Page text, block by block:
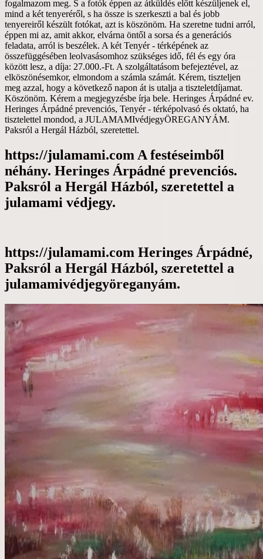
teherként
a
következőkre
nem
hagyod.
fogalmazom meg. S a fotók éppen az átküldés előtt készüljenek el,
mind a két tenyeréről, s ha össze is szerkeszti a bal és jobb
tenyereiről készült fotókat, azt is köszönöm. Ha szeretne tudni arról,
éppen mi az, amit akkor, elvárna öntől a sorsa és a generációs
feladata, arról is beszélek. A két Tenyér - térképének az
összefüggésében leolvasásomhoz szükséges idő, fél és egy óra
között lesz, a díja: 27.000.-Ft. A szolgáltatásom befejeztével, az
elköszönésemkor, elmondom a számla számát. Kérem, tiszteljen
meg azzal, hogy a következő napon át is utalja a tiszteletdíjamat.
Köszönöm. Kérem a megjegyzésbe írja bele. Heringes Árpádné ev.
Heringes Árpádné prevenciós, Tenyér - térképolvasó és oktató, ha
tisztelettel mondod, a JULAMAMIvédjegyÖREGANYÁM.
Paksról a Hergál Házból, szeretettel.
https://julamami.com A festéseimből
néhány. Heringes Árpádné prevenciós.
Paksról a Hergál Házból, szeretettel a
julamami védjegy.
https://julamami.com Heringes Árpádné,
Paksról a Hergál Házból, szeretettel a
julamamivédjegyöreganyám.